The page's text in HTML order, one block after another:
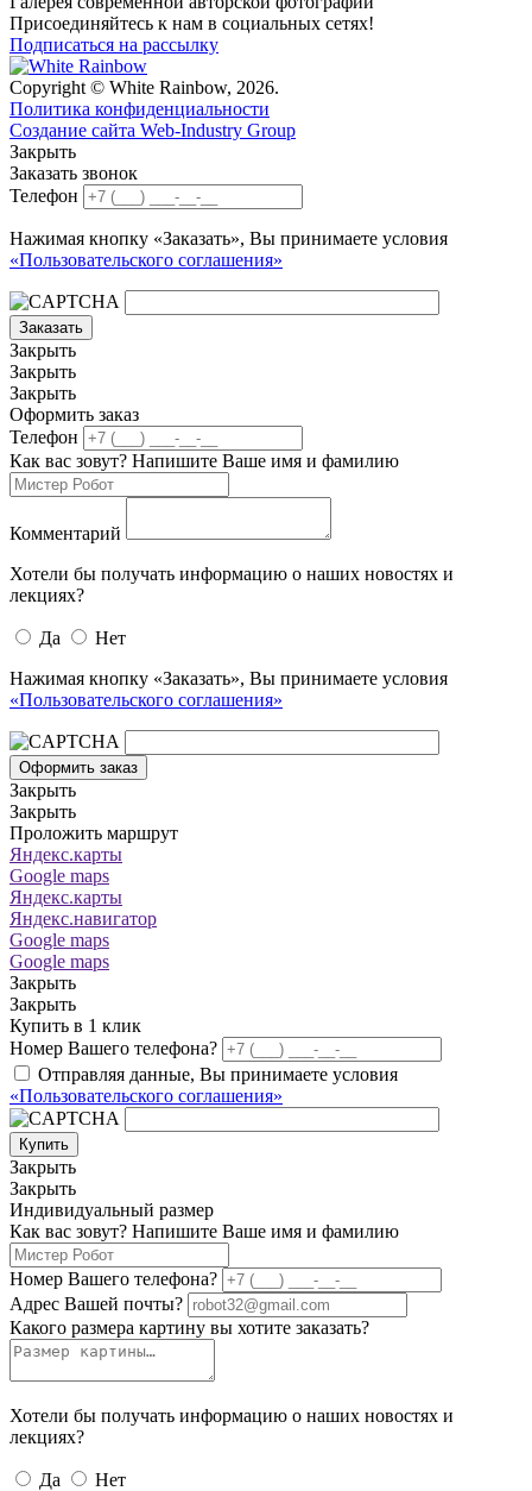
Присоединяйтесь к нам в социальных сетях!
Подписаться на рассылку
Copyright © White Rainbow, 2026.
Политика конфиденциальности
Создание сайта Web-Industry Group
Закрыть
Заказать звонок
Телефон
Нажимая кнопку «Заказать», Вы принимаете условия
«Пользовательского соглашения»
Заказать
Закрыть
Закрыть
Закрыть
Оформить заказ
Телефон
Как вас зовут? Напишите Ваше имя и фамилию
Комментарий
Хотели бы получать информацию о наших новостях и
лекциях?
Да
Нет
Нажимая кнопку «Заказать», Вы принимаете условия
«Пользовательского соглашения»
Оформить заказ
Закрыть
Закрыть
Проложить маршрут
Яндекс.карты
Google maps
Яндекс.карты
Яндекс.навигатор
Google maps
Google maps
Закрыть
Закрыть
Купить в 1 клик
Номер Вашего телефона?
Отправляя данные, Вы принимаете условия
«Пользовательского соглашения»
Купить
Закрыть
Закрыть
Индивидуальный размер
Как вас зовут? Напишите Ваше имя и фамилию
Номер Вашего телефона?
Адрес Вашей почты?
Какого размера картину вы хотите заказать?
Хотели бы получать информацию о наших новостях и
лекциях?
Да
Нет